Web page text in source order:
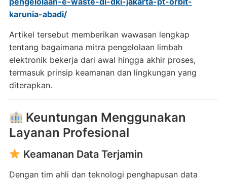
karunia-abadi/
Artikel tersebut memberikan wawasan lengkap
tentang bagaimana mitra pengelolaan limbah
elektronik bekerja dari awal hingga akhir proses,
termasuk prinsip keamanan dan lingkungan yang
diterapkan.
Keuntungan Menggunakan
Layanan Profesional
Keamanan Data Terjamin
Dengan tim ahli dan teknologi penghapusan data